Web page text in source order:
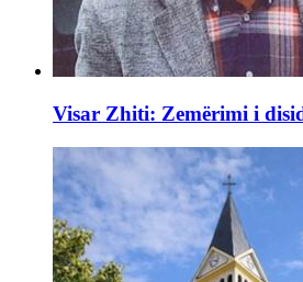
Visar Zhiti: Zemërimi i